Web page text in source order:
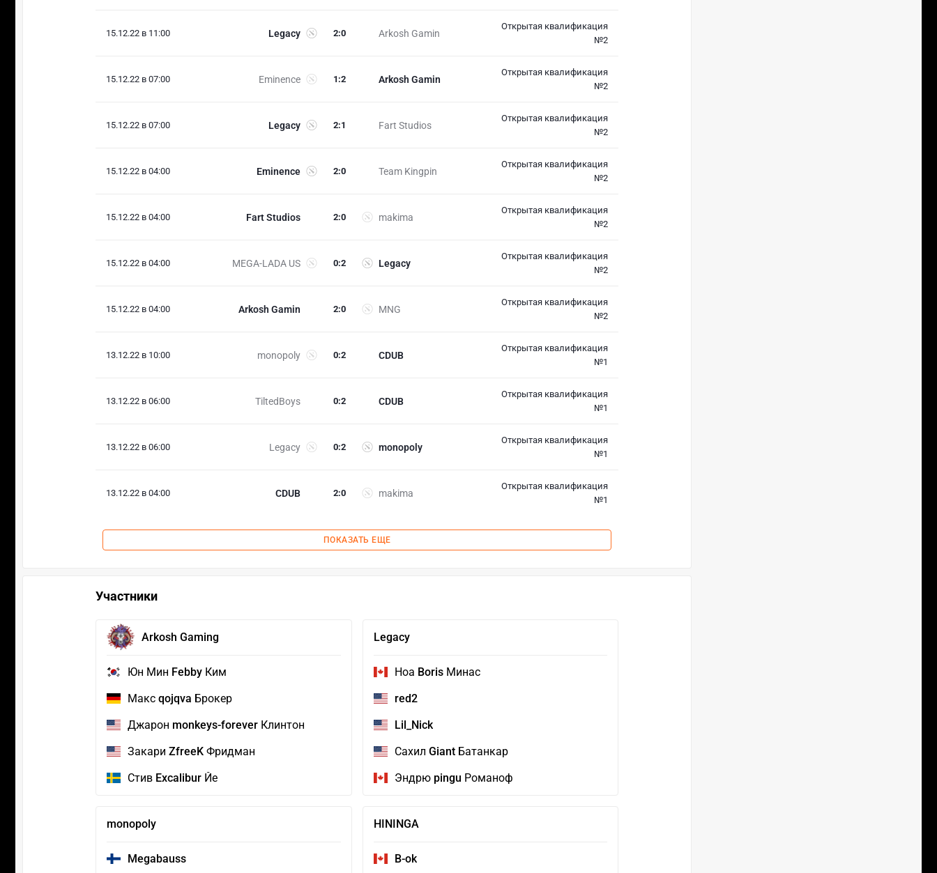
15.12.22 в 11:00 Legacy Arkosh Gamin
2:0
Открытая квалификация
№2
15.12.22 в 07:00 Eminence Arkosh Gamin
1 :2
Открытая квалификация
№2
15.12.22 в 07:00 Legacy Fart Studios
2:1
Открытая квалификация
№2
15.12.22 в 04:00 Eminence Team Kingpin
2:0
Открытая квалификация
№2
15.12.22 в 04:00 Fart Studios makima
2:0
Открытая квалификация
№2
15.12.22 в 04:00 MEGA-LADA US Legacy
0:2
Открытая квалификация
№2
15.12.22 в 04:00 Arkosh Gamin MNG
2:0
Открытая квалификация
№2
13.12.22 в 10:00 monopoly CDUB
0:2
Открытая квалификация
№1
13.12.22 в 06:00 TiltedBoys CDUB
0:2
Открытая квалификация
№1
13.12.22 в 06:00 Legacy monopoly
0:2
Открытая квалификация
№1
13.12.22 в 04:00 CDUB makima
2:0
Открытая квалификация
№1
ПОКАЗАТЬ ЕЩЕ
Участники
Arkosh Gaming
Юн Мин Febby Ким
Макс qojqva Брокер
Джарон monkeys-forever Клинтон
Закари ZfreeK Фридман
Стив Excalibur Йе
Legacy
Ноа BorisМинас
red2
Lil_Nick
Сахил GiantБатанкар
Эндрю pingu Романоф
monopoly
Megabauss
HININGA
B-ok